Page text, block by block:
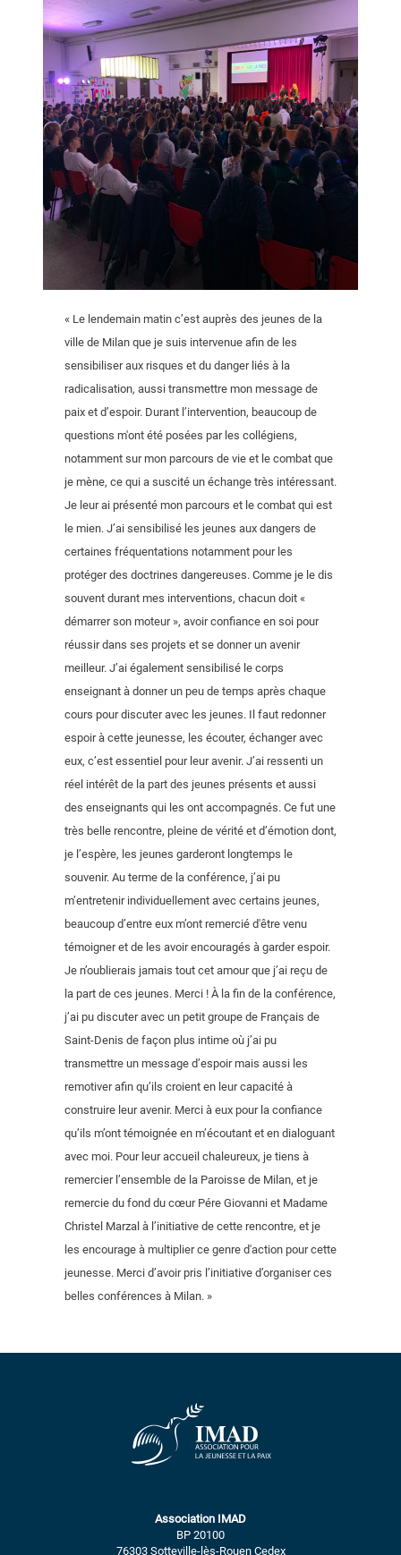
« Le lendemain matin c’est auprès des jeunes de la
ville de Milan que je suis intervenue afin de les
sensibiliser aux risques et du danger liés à la
radicalisation, aussi transmettre mon message de
paix et d’espoir. Durant l’intervention, beaucoup de
questions m'ont été posées par les collégiens,
notamment sur mon parcours de vie et le combat que
je mène, ce qui a suscité un échange très intéressant.
Je leur ai présenté mon parcours et le combat qui est
le mien. J’ai sensibilisé les jeunes aux dangers de
certaines fréquentations notamment pour les
protéger des doctrines dangereuses. Comme je le dis
souvent durant mes interventions, chacun doit «
démarrer son moteur », avoir confiance en soi pour
réussir dans ses projets et se donner un avenir
meilleur. J’ai également sensibilisé le corps
enseignant à donner un peu de temps après chaque
cours pour discuter avec les jeunes. Il faut redonner
espoir à cette jeunesse, les écouter, échanger avec
eux, c’est essentiel pour leur avenir. J’ai ressenti un
réel intérêt de la part des jeunes présents et aussi
des enseignants qui les ont accompagnés. Ce fut une
très belle rencontre, pleine de vérité et d’émotion dont,
je l’espère, les jeunes garderont longtemps le
souvenir. Au terme de la conférence, j’ai pu
m’entretenir individuellement avec certains jeunes,
beaucoup d’entre eux m’ont remercié d'être venu
témoigner et de les avoir encouragés à garder espoir.
Je n’oublierais jamais tout cet amour que j’ai reçu de
la part de ces jeunes. Merci ! À la fin de la conférence,
j’ai pu discuter avec un petit groupe de Français de
Saint-Denis de façon plus intime où j’ai pu
transmettre un message d’espoir mais aussi les
remotiver afin qu’ils croient en leur capacité à
construire leur avenir. Merci à eux pour la confiance
qu’ils m’ont témoignée en m’écoutant et en dialoguant
avec moi. Pour leur accueil chaleureux, je tiens à
remercier l’ensemble de la Paroisse de Milan, et je
remercie du fond du cœur Pére Giovanni et Madame
Christel Marzal à l’initiative de cette rencontre, et je
les encourage à multiplier ce genre d'action pour cette
jeunesse. Merci d’avoir pris l’initiative d’organiser ces
belles conférences à Milan. »
Association IMAD
BP 20100
76303 Sotteville-lès-Rouen Cedex